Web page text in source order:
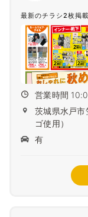
最新のチラシ2枚掲載
営業時間
茨城県水戸
ゴ使用）
有